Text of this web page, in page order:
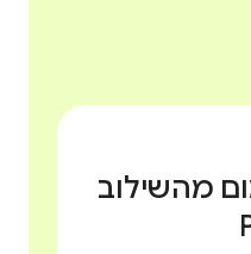
מהשילוב